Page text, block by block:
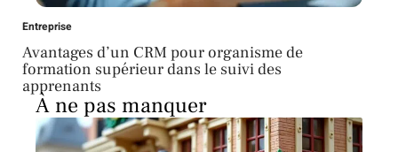
Entreprise
Avantages d’un CRM pour organisme de
formation supérieur dans le suivi des
apprenants
À ne pas manquer